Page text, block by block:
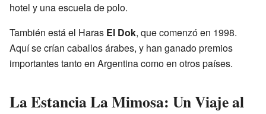
hotel y una escuela de polo.
También está el Haras El Dok, que comenzó en 1998.
Aquí se crían caballos árabes, y han ganado premios
importantes tanto en Argentina como en otros países.
La Estancia La Mimosa: Un Viaje al